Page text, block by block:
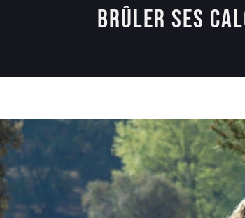
Brûler ses